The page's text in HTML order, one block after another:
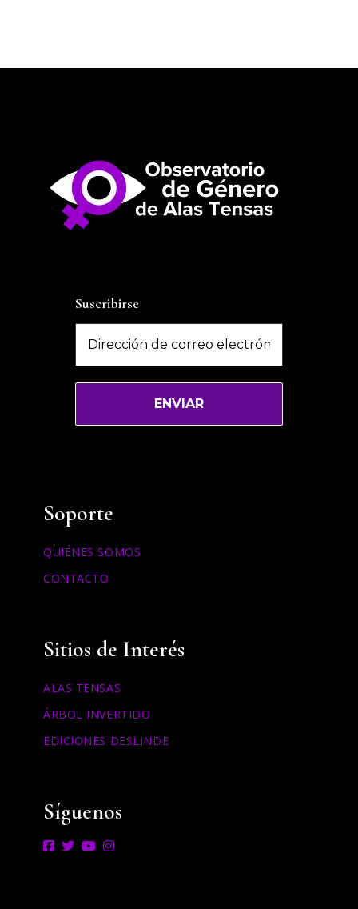
Suscribirse
Soporte
QUIÉNES SOMOS
CONTACTO
Sitios de Interés
ALAS TENSAS
ÁRBOL INVERTIDO
EDICIONES DESLINDE
Síguenos